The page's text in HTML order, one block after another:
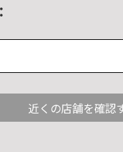
近くの店舗を確認